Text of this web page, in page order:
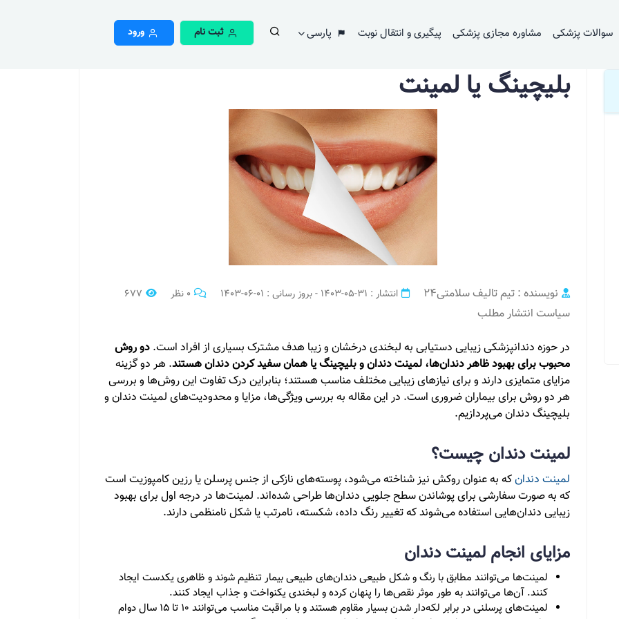
سوالات پزشکی مشاوره مجازی پزشکی پیگیری و انتقال نوبت پارسی ثبت نام ورود
بلیچینگ یا لمینت
نویسنده : تیم تالیف سلامتی24 انتشار : 31-05-1403 - بروز رسانی : 01-06-1403 0 نظر 677
سیاست انتشار مطلب
در حوزه دندانپزشکی زیبایی دستیابی به لبخندی درخشان و زیبا هدف مشترک بسیاری از افراد است. دو روش
محبوب برای بهبود ظاهر دندان‌ها، لمینت دندان و بلیچینگ یا همان سفید کردن دندان هستند. هر دو گزینه
مزایای متمایزی دارند و برای نیازهای زیبایی مختلف مناسب هستند؛ بنابراین درک تفاوت این روش‌ها و بررسی
هر دو روش برای بیماران ضروری است. در این مقاله به بررسی ویژگی‌ها، مزایا و محدودیت‌های لمینت دندان و
بلیچینگ دندان می‌پردازیم.
لمینت دندان چیست؟
لمینت دندانکه به عنوان روکش نیز شناخته می‌شود، پوسته‌های نازکی از جنس پرسلن یا رزین کامپوزیت است
که به صورت سفارشی برای پوشاندن سطح جلویی دندان‌ها طراحی شده‌اند. لمینت‌ها در درجه اول برای بهبود
زیبایی دندان‌هایی استفاده می‌شوند که تغییر رنگ داده، شکسته، نامرتب یا شکل نامنظمی دارند.
مزایای انجام لمینت دندان
لمینت‌ها می‌توانند مطابق با رنگ و شکل طبیعی دندان‌های طبیعی بیمار تنظیم شوند و ظاهری یکدست ایجاد
کنند. آن‌ها می‌توانند به طور موثر نقص‌ها را پنهان کرده و لبخندی یکنواخت و جذاب ایجاد کنند.
لمینت‌های پرسلنی در برابر لکه‌دار شدن بسیار مقاوم هستند و با مراقبت مناسب می‌توانند 10 تا 15 سال دوام